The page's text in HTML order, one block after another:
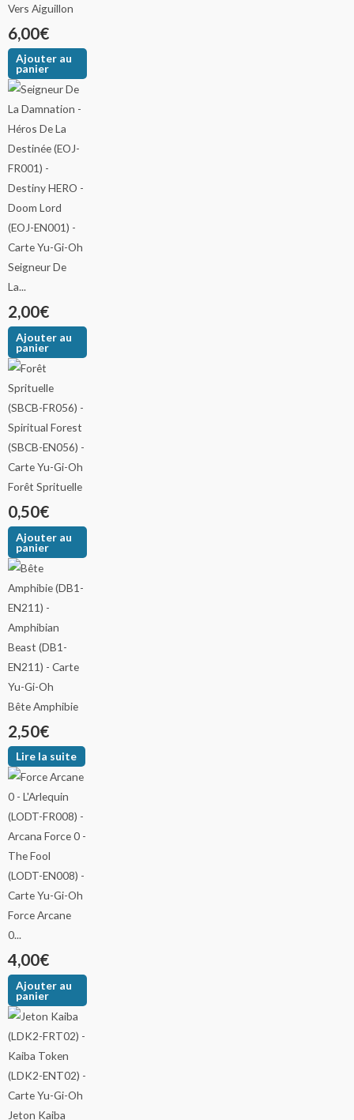
Vers Aiguillon
6,00€
Ajouter au
panier
Seigneur De
La...
2,00€
Ajouter au
panier
Forêt Sprituelle
0,50€
Ajouter au
panier
Bête Amphibie
2,50€
Lire la suite
Force Arcane
0...
4,00€
Ajouter au
panier
Jeton Kaiba